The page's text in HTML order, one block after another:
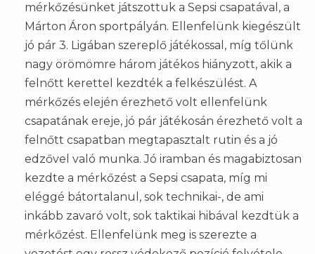
mérkőzésünket játszottuk a Sepsi csapatával, a
Márton Áron sportpályán. Ellenfelünk kiegészült
jó pár 3. Ligában szereplő játékossal, míg tőlünk
nagy örömömre három játékos hiányzott, akik a
felnőtt kerettel kezdték a felkészülést. A
mérkőzés elején érezhető volt ellenfelünk
csapatának ereje, jó pár játékosán érezhető volt a
felnőtt csapatban megtapasztalt rutin és a jó
edzővel való munka. Jó iramban és magabiztosan
kezdte a mérkőzést a Sepsi csapata, míg mi
eléggé bátortalanul, sok technikai-, de ami
inkább zavaró volt, sok taktikai hibával kezdtük a
mérkőzést. Ellenfelünk meg is szerezte a